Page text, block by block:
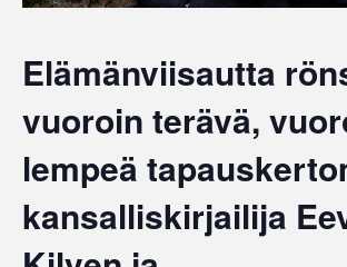
Elämänviisautta
vuoroin terävä,
lempeä
kansalliskirjailija